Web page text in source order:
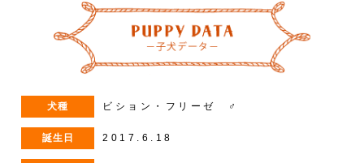
犬種 ビション・フリーゼ ♂
誕生日 2017.6.18